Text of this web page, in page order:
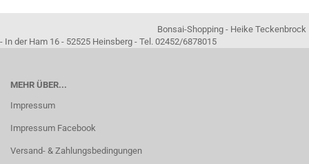
Bonsai-Shopping - Heike Teckenbrock
- In der Ham 16 - 52525 Heinsberg - Tel. 02452/6878015
MEHR ÜBER...
Impressum
Impressum Facebook
Versand- & Zahlungsbedingungen